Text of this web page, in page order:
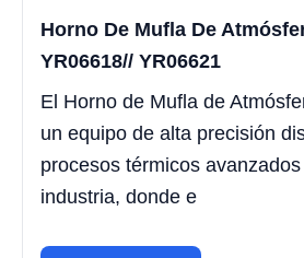
Horno De Mufla De
YR06618// YR06621
El Horno de Mufla de
un equipo de alta precisión
procesos térmicos
industria, donde e